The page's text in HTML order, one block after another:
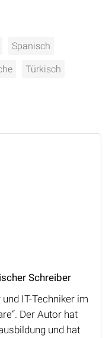
Spanisch
Türkisch
Schreiber
IT-Techniker im
Der Autor hat
und hat